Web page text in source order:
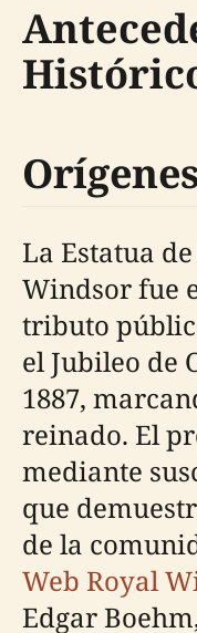
La Estatua
Windsor fue
tributo
el Jubileo de
1887,
reinado. El
mediante
que
de la
Web Royal
Edgar